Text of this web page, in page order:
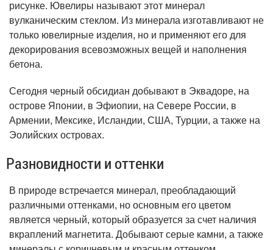
рисунке. Ювелиры называют этот минерал
вулканическим стеклом. Из минерала изготавливают не
только ювелирные изделия, но и применяют его для
декорирования всевозможных вещей и наполнения
бетона.
Сегодня черный обсидиан добывают в Эквадоре, на
острове Японии, в Эфиопии, на Севере России, в
Армении, Мексике, Исландии, США, Турции, а также на
Эолийских островах.
Разновидности и оттенки
В природе встречается минерал, преобладающий
различными оттенками, но основным его цветом
является черный, который образуется за счет наличия
вкраплений магнетита. Добывают серые камни, а также